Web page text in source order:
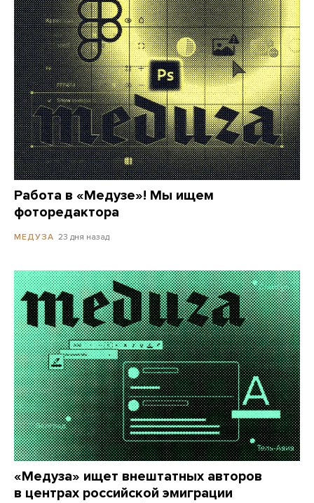
Работа в «Медузе»! Мы ищем
фоторедактора
МЕДУЗА 23 дня назад
«Медуза» ищет внештатных авторов
в центрах российской эмиграции